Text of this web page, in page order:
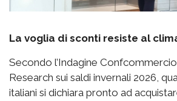
La voglia di sconti resiste al
Secondo l’Indagine
Research sui saldi invernali 2026,
italiani si dichiara pronto ad